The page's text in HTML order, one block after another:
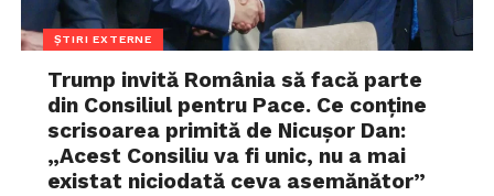
ȘTIRI EXTERNE
Trump invită România să facă parte
din Consiliul pentru Pace. Ce conține
scrisoarea primită de Nicușor Dan:
„Acest Consiliu va fi unic, nu a mai
existat niciodată ceva asemănător”